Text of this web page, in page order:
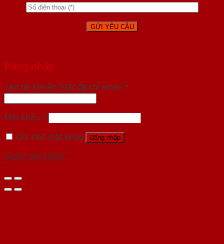
Đăng nhập
Tên tài khoản hoặc địa chỉ email *
Mật khẩu *
Ghi nhớ mật khẩu
Đăng nhập
Quên mật khẩu?